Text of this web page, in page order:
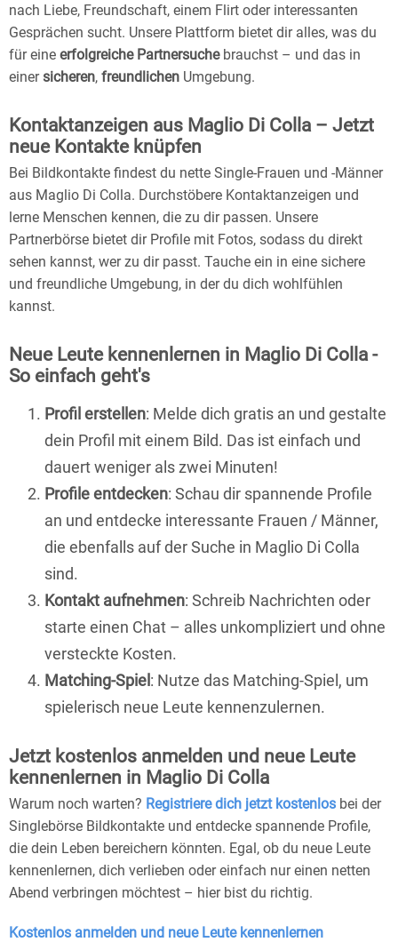
nach Liebe, Freundschaft, einem Flirt oder interessanten
Gesprächen sucht. Unsere Plattform bietet dir alles, was du
für eine erfolgreiche Partnersuchebrauchst – und das in
einer sicheren, freundlichen Umgebung.
Kontaktanzeigen aus Maglio Di Colla – Jetzt
neue Kontakte knüpfen
Bei Bildkontakte findest du nette Single-Frauen und -Männer
aus Maglio Di Colla. Durchstöbere Kontaktanzeigen und
lerne Menschen kennen, die zu dir passen. Unsere
Partnerbörse bietet dir Profile mit Fotos, sodass du direkt
sehen kannst, wer zu dir passt. Tauche ein in eine sichere
und freundliche Umgebung, in der du dich wohlfühlen
kannst.
Neue Leute kennenlernen in Maglio Di Colla -
So einfach geht's
Profil erstellen: Melde dich gratis an und gestalte
dein Profil mit einem Bild. Das ist einfach und
dauert weniger als zwei Minuten!
Profile entdecken: Schau dir spannende Profile
an und entdecke interessante Frauen / Männer,
die ebenfalls auf der Suche in Maglio Di Colla
sind.
Kontakt aufnehmen: Schreib Nachrichten oder
starte einen Chat – alles unkompliziert und ohne
versteckte Kosten.
Matching-Spiel : Nutze das Matching-Spiel, um
spielerisch neue Leute kennenzulernen.
Jetzt kostenlos anmelden und neue Leute
kennenlernen in Maglio Di Colla
Warum noch warten? Registriere dich jetzt kostenlos bei der
Singlebörse Bildkontakte und entdecke spannende Profile,
die dein Leben bereichern könnten. Egal, ob du neue Leute
kennenlernen, dich verlieben oder einfach nur einen netten
Abend verbringen möchtest – hier bist du richtig.
Kostenlos anmelden und neue Leute kennenlernen